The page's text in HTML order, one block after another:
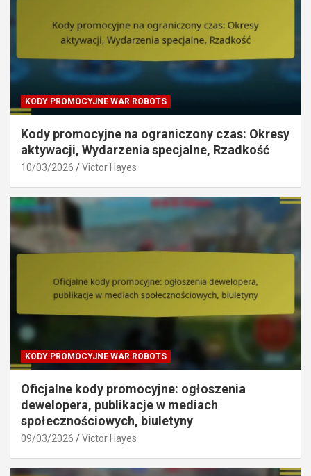
KODY PROMOCYJNE WAR ROBOTS
Kody promocyjne na ograniczony czas: Okresy
aktywacji, Wydarzenia specjalne, Rzadkość
10/03/2026 Victor Hayes
KODY PROMOCYJNE WAR ROBOTS
Oficjalne kody promocyjne: ogłoszenia
dewelopera, publikacje w mediach
społecznościowych, biuletyny
09/03/2026 Victor Hayes